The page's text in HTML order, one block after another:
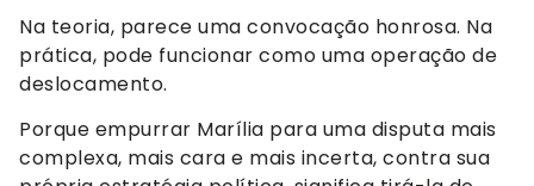
Na teoria, parece uma convocação honrosa. Na
prática, pode funcionar como uma operação de
deslocamento.
Porque empurrar Marília para uma disputa mais
complexa, mais cara e mais incerta, contra sua